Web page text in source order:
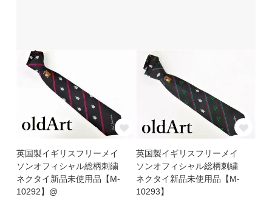
英国製イギリスフリーメイ
ソンオフィシャル総柄刺繍
ネクタイ新品未使用品【M-
10292】@
英国製イギリスフリーメイ
ソンオフィシャル総柄刺繍
ネクタイ新品未使用品【M-
10293】